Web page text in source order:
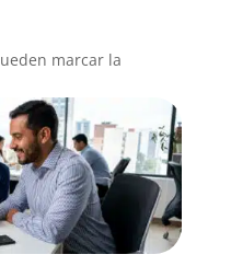
marcar la